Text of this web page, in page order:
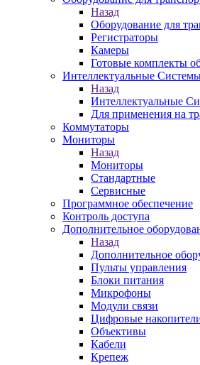
Назад
Оборудование для
Регистраторы
Камеры
Готовые комплекты
Интеллектуальные
Назад
Интеллектуальные
Для применения на
Коммутаторы
Мониторы
Назад
Мониторы
Стандартные
Сервисные
Программное обеспечение
Контроль доступа
Дополнительное
Назад
Дополнительное
Пульты управления
Блоки питания
Микрофоны
Модули связи
Цифровые
Объективы
Кабели
Крепеж